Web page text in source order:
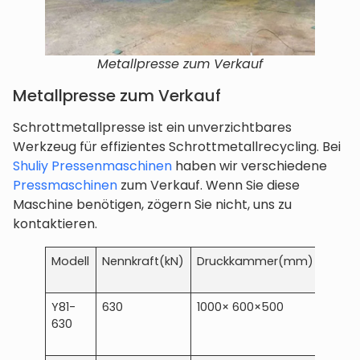
Metallpresse zum Verkauf
Metallpresse zum Verkauf
Schrottmetallpresse ist ein unverzichtbares
Werkzeug für effizientes Schrottmetallrecycling. Bei
Shuliy Pressenmaschinen haben wir verschiedene
Pressmaschinen zum Verkauf. Wenn Sie diese
Maschine benötigen, zögern Sie nicht, uns zu
kontaktieren.
Modell Nennkraft(kN) Druckkammer(mm)
Y81-
630
630 1000× 600×500